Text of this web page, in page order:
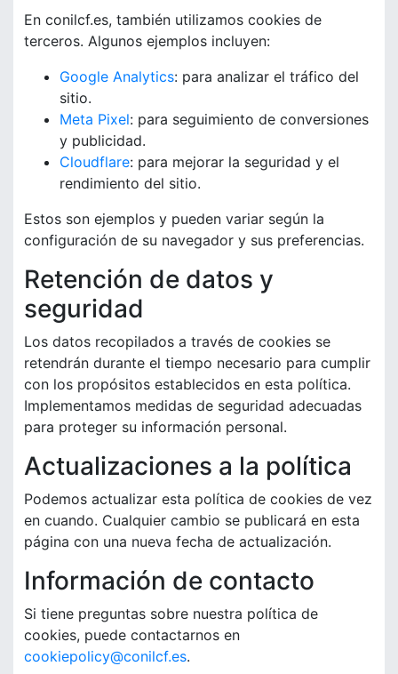
En conilcf.es, también utilizamos cookies de
terceros. Algunos ejemplos incluyen:
Google Analytics: para analizar el tráfico del
sitio.
Meta Pixel: para seguimiento de conversiones
y publicidad.
Cloudflare: para mejorar la seguridad y el
rendimiento del sitio.
Estos son ejemplos y pueden variar según la
configuración de su navegador y sus preferencias.
Retención de datos y
seguridad
Los datos recopilados a través de cookies se
retendrán durante el tiempo necesario para cumplir
con los propósitos establecidos en esta política.
Implementamos medidas de seguridad adecuadas
para proteger su información personal.
Actualizaciones a la política
Podemos actualizar esta política de cookies de vez
en cuando. Cualquier cambio se publicará en esta
página con una nueva fecha de actualización.
Información de contacto
Si tiene preguntas sobre nuestra política de
cookies, puede contactarnos en
cookiepolicy@conilcf.es.